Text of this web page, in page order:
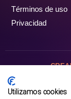
Términos de uso
Privacidad
Utilizamos cookies